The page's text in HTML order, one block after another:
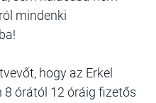
mindenki
hogy az Erkel
órától 12 óráig fizetős